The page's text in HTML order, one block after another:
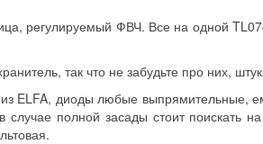
регулируемый ФВЧ. Все на одной
так что не забудьте про них,
ELFA, диоды любые выпрямительные,
случае полной засады стоит поискать